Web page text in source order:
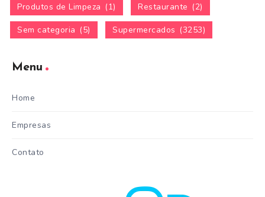
Produtos de Limpeza (1) Restaurante (2)
Sem categoria (5) Supermercados (3253)
Menu
Home
Empresas
Contato